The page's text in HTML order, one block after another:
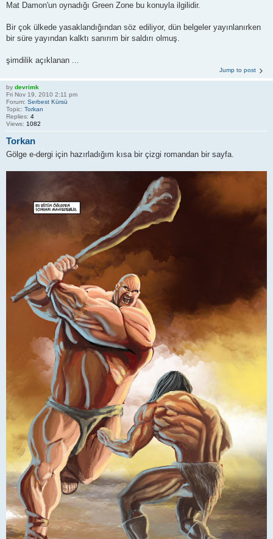
Mat Damon'un oynadığı Green Zone bu konuyla ilgilidir.
Bir çok ülkede yasaklandığından söz ediliyor, dün belgeler yayınlanırken
bir süre yayından kalktı sanırım bir saldırı olmuş.
şimdilik açıklanan ...
Jump to post
by devrimk
Fri Nov 19, 2010 2:11 pm
Forum: Serbest Kürsü
Topic: Torkan
Replies: 4
Views: 1082
Torkan
Gölge e-dergi için hazırladığım kısa bir çizgi romandan bir sayfa.